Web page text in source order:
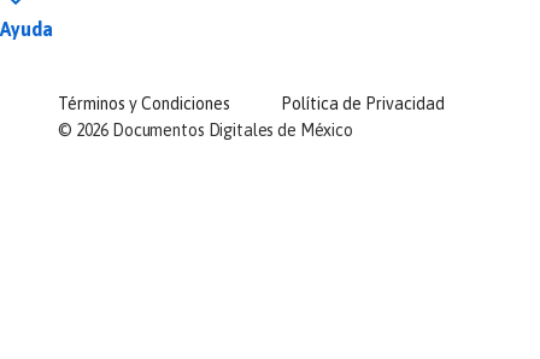
Ayuda
© 2026 Documentos Digitales de México
Términos y Condiciones Política de Privacidad